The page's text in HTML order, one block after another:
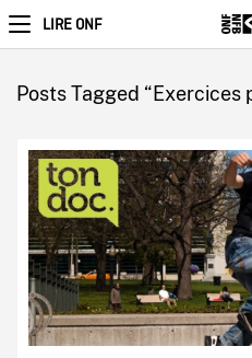
LIRE ONF
Posts Tagged “Exercices